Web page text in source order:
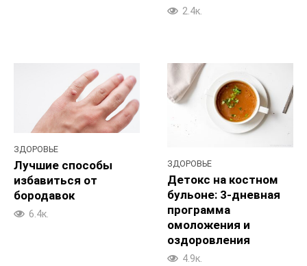
2.4к.
ЗДОРОВЬЕ
Лучшие способы
избавиться от
бородавок
6.4к.
ЗДОРОВЬЕ
Детокс на костном
бульоне: 3-дневная
программа
омоложения и
оздоровления
4.9к.